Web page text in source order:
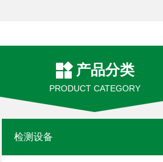
产品分类
PRODUCT CATEGORY
检测设备